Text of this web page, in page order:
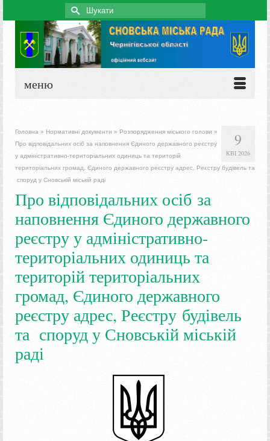
Search
for:
меню
9
КВІ 2026
Головна » Нормативні документи » Розпорядження міського голови »
Про відповідальних осіб за наповнення Єдиного державного реєстру
у адміністративно-територіальних одиниць та територій
територіальних громад, Єдиного державного реєстру адрес, Реєстру будівель та
споруд у Сновській міській раді
Про відповідальних осіб за
наповнення Єдиного державного
реєстру у адміністративно-
територіальних одиниць та
територій територіальних
громад, Єдиного державного
реєстру адрес, Реєстру будівель
та споруд у Сновській міській
раді